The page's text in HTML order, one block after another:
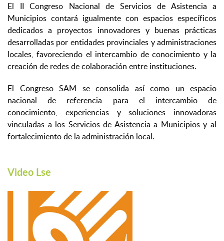
El II Congreso Nacional de Servicios de Asistencia a
Municipios contará igualmente con espacios específicos
dedicados a proyectos innovadores y buenas prácticas
desarrolladas por entidades provinciales y administraciones
locales, favoreciendo el intercambio de conocimiento y la
creación de redes de colaboración entre instituciones.
El Congreso SAM se consolida así como un espacio
nacional de referencia para el intercambio de
conocimiento, experiencias y soluciones innovadoras
vinculadas a los Servicios de Asistencia a Municipios y al
fortalecimiento de la administración local.
Video Lse